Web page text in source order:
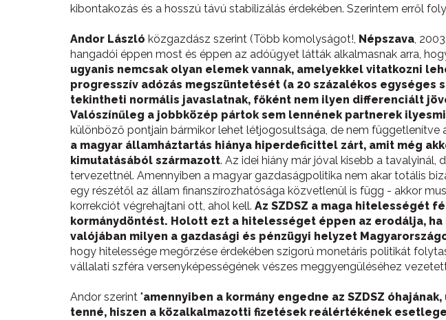
kibontakozás és a hosszú távú stabilizálás érdekében. Szerintem erről
Andor László közgazdász szerint (Több komolyságot!, Népszava,
hangadói éppen most és éppen az adóügyet látták alkalmasnak arra,
ugyanis nemcsak olyan elemek vannak, amelyekkel vitatkozni
progresszív adózás megszüntetését (a 20 százalékos
tekintheti normális javaslatnak, főként nem ilyen differenciált
Valószínűleg a jobbközép pártok sem lennének partnerek
különböző pontjain bármikor lehet létjogosultsága, de nem
a magyar államháztartás hiánya hiperdeficittel zárt, amit még
kimutatásából származott. Az idei hiány már jóval kisebb a
tervezettnél. Amennyiben a magyar gazdaságpolitika nem akar totális
egy részétől az állam finanszírozhatósága közvetlenül is függ - akkor
korrekciót végrehajtani ott, ahol kell. Az SZDSZ a maga hitelességét
kormánydöntést. Holott ezt a hitelességet éppen az erodálja,
valójában milyen a gazdasági és pénzügyi helyzet
hogy hitelessége megőrzése érdekében szigorú monetáris politikát
vállalati szféra versenyképességének vészes meggyengüléséhez
Andor szerint "amennyiben a kormány engedne az SZDSZ
tenné, hiszen a közalkalmazotti fizetések reálértékének